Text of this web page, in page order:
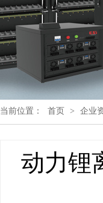
当前位置： 首页 > 企业
动力锂